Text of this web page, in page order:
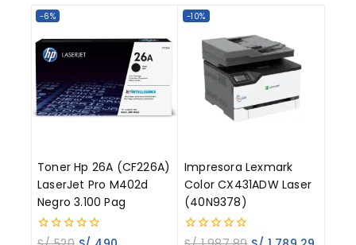
-6%
Toner Hp 26A (CF226A)
LaserJet Pro M402d
Negro 3.100 Pag
0
-10%
Impresora Lexmark
Color CX431ADW Laser
(40N9378)
0